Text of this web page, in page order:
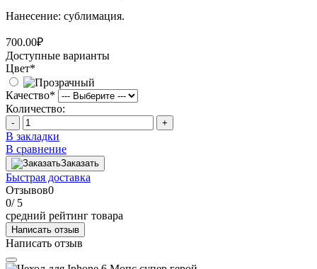
Нанесение: сублимация.
700.00₽
Доступные варианты
Цвет*
Качество*
Количество:
- +
В закладки
В сравнение
Заказать
Быстрая доставка
Отзывов0
0/ 5
средний рейтинг товара
Написать отзыв
Написать отзыв